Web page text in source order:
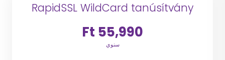
RapidSSL WildCard tanúsítvány
55,990 Ft
سنوي